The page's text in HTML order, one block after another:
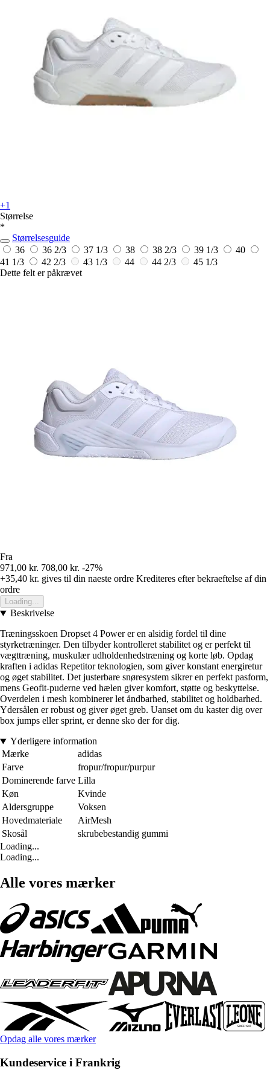
+1
Størrelse
*
Størrelsesguide
36
36 2/3 37 1/3 38 38 2/3 39 1/3
40
41 1/3
42 2/3 43 1/3 44 44 2/3
45 1/3
Dette felt er påkrævet
Fra
971,00 kr. 708,00 kr. -27%
+35,40 kr. gives til din naeste ordre Krediteres efter bekraeftelse af din
ordre
Loading...
Beskrivelse
Træningsskoen Dropset 4 Power er en alsidig fordel til dine
styrketræninger. Den tilbyder kontrolleret stabilitet og er perfekt til
vægttræning, muskulær udholdenhedstræning og korte løb. Opdag
kraften i adidas Repetitor teknologien, som giver konstant energiretur
og øget stabilitet. Det justerbare snøresystem sikrer en perfekt pasform,
mens Geofit-puderne ved hælen giver komfort, støtte og beskyttelse.
Overdelen i mesh kombinerer let åndbarhed, stabilitet og holdbarhed.
Ydersålen er robust og giver øget greb. Uanset om du kaster dig over
box jumps eller sprint, er denne sko der for dig.
Yderligere information
Mærke
adidas
Farve
fropur/fropur/purpur
Dominerende farve Lilla
Køn
Kvinde
Aldersgruppe
Voksen
Hovedmateriale
AirMesh
Skosål
skrubebestandig gummi
Loading...
Loading...
Alle vores mærker
Opdag alle vores mærker
Kundeservice i Frankrig